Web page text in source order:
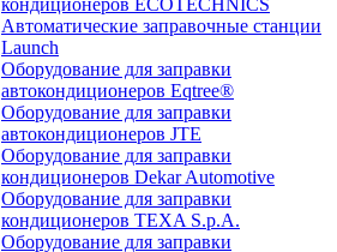
кондиционеров ECOTECHNICS
Автоматические заправочные станции
Launch
Оборудование для заправки
автокондиционеров Eqtree®
Оборудование для заправки
автокондиционеров JTE
Оборудование для заправки
кондиционеров Dekar Automotive
Оборудование для заправки
кондиционеров TEXA S.p.A.
Оборудование для заправки